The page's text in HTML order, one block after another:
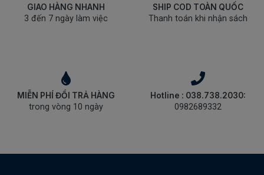
SÁCH
NGOẠI
DÙNG
GIAO HÀNG NHANH
3 đến 7 ngày làm việc
SHIP COD TOÀN QUỐC
Thanh toán khi nhận sách
MIỄN PHÍ ĐỔI TRẢ HÀNG
trong vòng 10 ngày
Hotline : 038.738.2030:
0982689332